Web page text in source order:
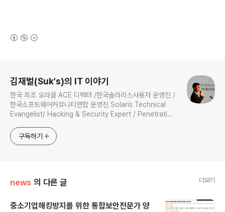
김재벌(Suk's)의 IT 이야기
한국 최초 오라클 ACE 디렉터 /한국솔라리스사용자 운영진 /
한국소프트웨어커뮤니티연합 운영진 Solaris Technical
Evangelist/ Hacking & Security Expert / Penetration
Instructor / 과학기술정보통신부 멘토
구독하기
news 의 다른 글 더보기
중소기업해킹방지를 위한 통합보안전문가 양